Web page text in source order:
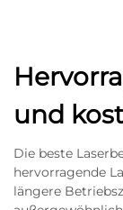
und
Die beste
hervorragende
längere